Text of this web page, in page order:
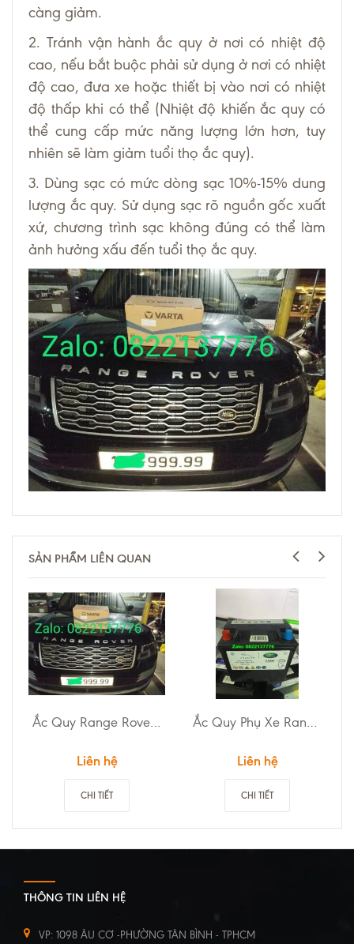
càng giảm.
2. Tránh vận hành ắc quy ở nơi có nhiệt độ
cao, nếu bắt buộc phải sử dụng ở nơi có nhiệt
độ cao, đưa xe hoặc thiết bị vào nơi có nhiệt
độ thấp khi có thể (Nhiệt độ khiến ắc quy có
thể cung cấp mức năng lượng lớn hơn, tuy
nhiên sẽ làm giảm tuổi thọ ắc quy).
3. Dùng sạc có mức dòng sạc 10%-15% dung
lượng ắc quy. Sử dụng sạc rõ nguồn gốc xuất
xứ, chương trình sạc không đúng có thể làm
ảnh hưởng xấu đến tuổi thọ ắc quy.
SẢN PHẨM LIÊN QUAN
Liên hệ
CHI TIẾT
Liên hệ
CHI TIẾT
THÔNG TIN LIÊN HỆ
VP: 1098 ÂU CƠ -PHƯỜNG TÂN BÌNH - TPHCM